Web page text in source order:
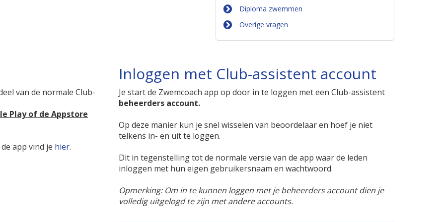
Diploma zwemmen
Overige vragen
van de normale Club-
Play of de Appstore
app vind je hier.
Inloggen met Club-assistent account
Je start de Zwemcoach app op door in te loggen met een Club-assistent
beheerders account.
Op deze manier kun je snel wisselen van beoordelaar en hoef je niet
telkens in- en uit te loggen.
Dit in tegenstelling tot de normale versie van de app waar de leden
inloggen met hun eigen gebruikersnaam en wachtwoord.
Opmerking: Om in te kunnen loggen met je beheerders account dien je
volledig uitgelogd te zijn met andere accounts.